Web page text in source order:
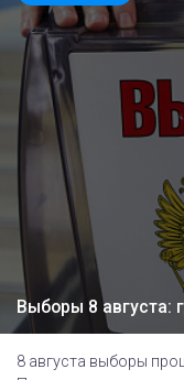
Выборы 8 августа:
8 августа выборы